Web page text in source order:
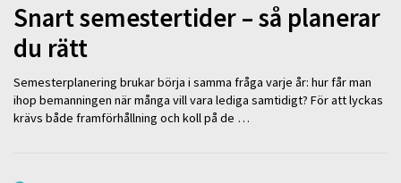
Snart semestertider – så planerar
du rätt
Semesterplanering brukar börja i samma fråga varje år: hur får man
ihop bemanningen när många vill vara lediga samtidigt? För att lyckas
krävs både framförhållning och koll på de …